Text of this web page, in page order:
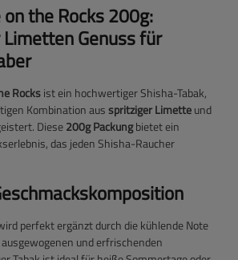
the Rocks 200g:
Genuss für
Rocksist ein hochwertiger Shisha-Tabak,
Kombination ausspritziger Limetteund
Diese200g Packungbietet ein
das jeden Shisha-Raucher
perfekt ergänzt durch die kühlende Note
und erfrischenden